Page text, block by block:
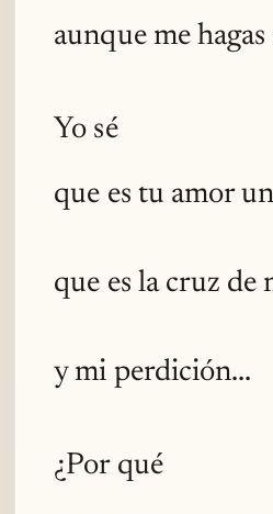
aunque me
Yo sé
que es tu amor
que es la cruz de
y mi perdición...
¿Por qué